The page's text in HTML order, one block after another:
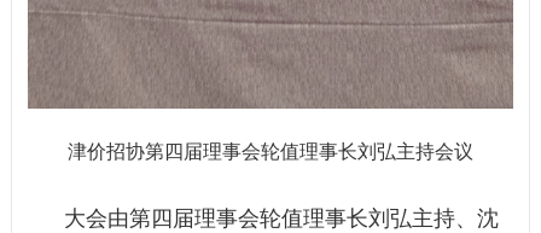
津价招协第四届理事会轮值理事长刘弘主持会议
大会由第四届理事会轮值理事长刘弘主持、沈